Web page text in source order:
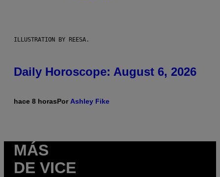
ILLUSTRATION BY REESA.
Daily Horoscope: August 6, 2026
hace 8 horasPor Ashley Fike
MÁS
DE VICE